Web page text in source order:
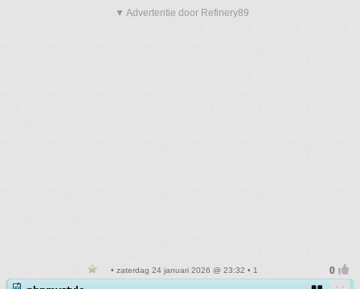
▼ Advertentie door Refinery89
• zaterdag 24 januari 2026 @ 23:32 • 1